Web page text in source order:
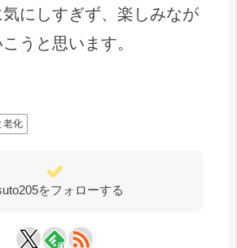
にしすぎず、楽しみなが
うと思います。
老化
をフォローする